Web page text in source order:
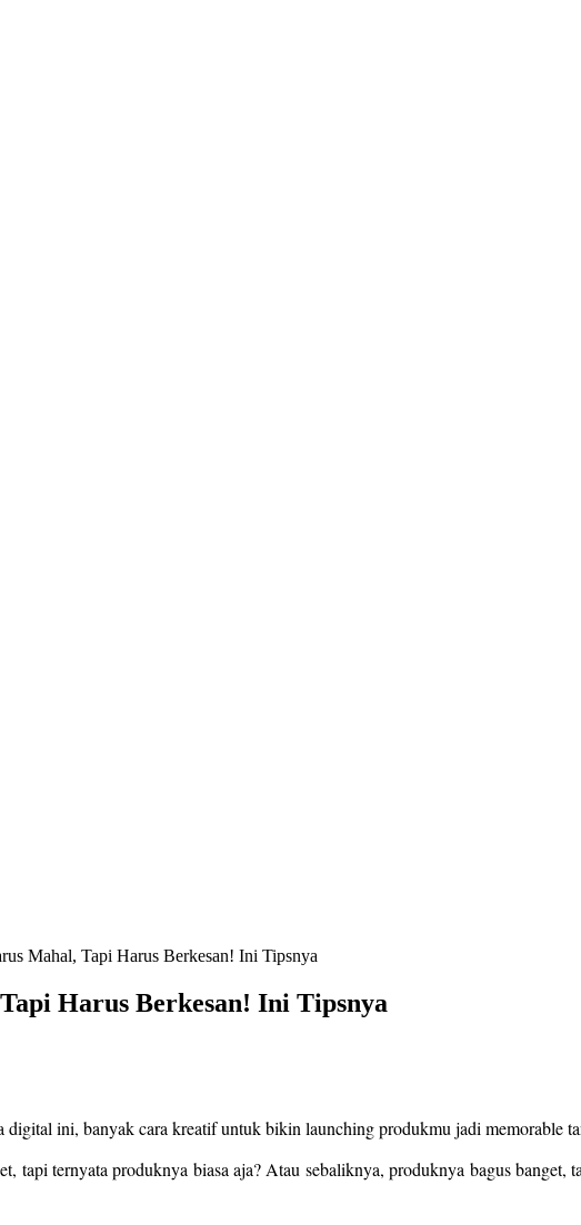
Mahal, Tapi Harus Berkesan! Ini Tipsnya
Harus Berkesan! Ini Tipsnya
ini, banyak cara kreatif untuk bikin launching produkmu jadi memorable
tapi ternyata produknya biasa aja? Atau sebaliknya, produknya bagus